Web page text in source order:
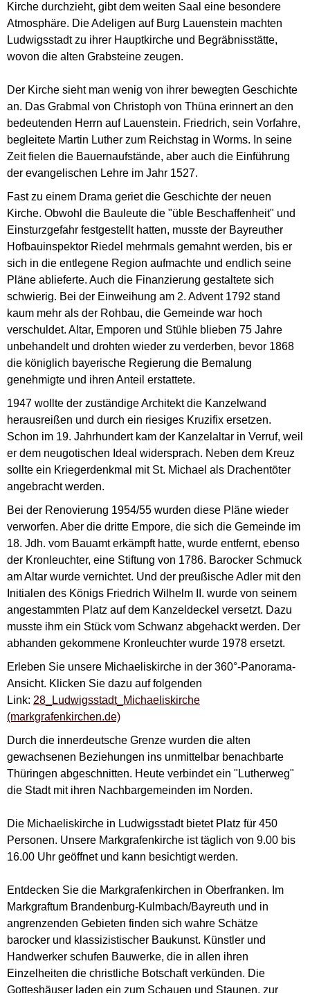
Kirche durchzieht, gibt dem weiten Saal eine besondere
Atmosphäre. Die Adeligen auf Burg Lauenstein machten
Ludwigsstadt zu ihrer Hauptkirche und Begräbnisstätte,
wovon die alten Grabsteine zeugen.
Der Kirche sieht man wenig von ihrer bewegten Geschichte
an. Das Grabmal von Christoph von Thüna erinnert an den
bedeutenden Herrn auf Lauenstein. Friedrich, sein Vorfahre,
begleitete Martin Luther zum Reichstag in Worms. In seine
Zeit fielen die Bauernaufstände, aber auch die Einführung
der evangelischen Lehre im Jahr 1527.
Fast zu einem Drama geriet die Geschichte der neuen
Kirche. Obwohl die Bauleute die "üble Beschaffenheit" und
Einsturzgefahr festgestellt hatten, musste der Bayreuther
Hofbauinspektor Riedel mehrmals gemahnt werden, bis er
sich in die entlegene Region aufmachte und endlich seine
Pläne ablieferte. Auch die Finanzierung gestaltete sich
schwierig. Bei der Einweihung am 2. Advent 1792 stand
kaum mehr als der Rohbau, die Gemeinde war hoch
verschuldet. Altar, Emporen und Stühle blieben 75 Jahre
unbehandelt und drohten wieder zu verderben, bevor 1868
die königlich bayerische Regierung die Bemalung
genehmigte und ihren Anteil erstattete.
1947 wollte der zuständige Architekt die Kanzelwand
herausreißen und durch ein riesiges Kruzifix ersetzen.
Schon im 19. Jahrhundert kam der Kanzelaltar in Verruf, weil
er dem neugotischen Ideal widersprach. Neben dem Kreuz
sollte ein Kriegerdenkmal mit St. Michael als Drachentöter
angebracht werden.
Bei der Renovierung 1954/55 wurden diese Pläne wieder
verworfen. Aber die dritte Empore, die sich die Gemeinde im
18. Jdh. vom Bauamt erkämpft hatte, wurde entfernt, ebenso
der Kronleuchter, eine Stiftung von 1786. Barocker Schmuck
am Altar wurde vernichtet. Und der preußische Adler mit den
Initialen des Königs Friedrich Wilhelm II. wurde von seinem
angestammten Platz auf dem Kanzeldeckel versetzt. Dazu
musste ihm ein Stück vom Schwanz abgehackt werden. Der
abhanden gekommene Kronleuchter wurde 1978 ersetzt.
Erleben Sie unsere Michaeliskirche in der 360°-Panorama-
Ansicht. Klicken Sie dazu auf folgenden
Link: 28_Ludwigsstadt_Michaeliskirche
(markgrafenkirchen.de)
Durch die innerdeutsche Grenze wurden die alten
gewachsenen Beziehungen ins unmittelbar benachbarte
Thüringen abgeschnitten. Heute verbindet ein "Lutherweg"
die Stadt mit ihren Nachbargemeinden im Norden.
Die Michaeliskirche in Ludwigsstadt bietet Platz für 450
Personen. Unsere Markgrafenkirche ist täglich von 9.00 bis
16.00 Uhr geöffnet und kann besichtigt werden.
Entdecken Sie die Markgrafenkirchen in Oberfranken. Im
Markgraftum Brandenburg-Kulmbach/Bayreuth und in
angrenzenden Gebieten finden sich wahre Schätze
barocker und klassizistischer Baukunst. Künstler und
Handwerker schufen Bauwerke, die in allen ihren
Einzelheiten die christliche Botschaft verkünden. Die
Gotteshäuser laden ein zum Schauen und Staunen, zur